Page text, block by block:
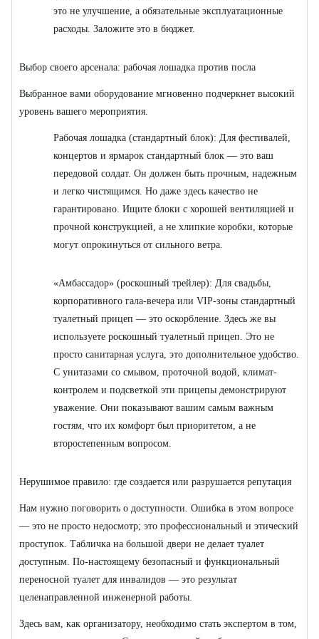
это не улучшение, а обязательные эксплуатационные
расходы. Заложите это в бюджет.
Выбор своего арсенала: рабочая лошадка против посла
Выбранное вами оборудование мгновенно подчеркнет высокий
уровень вашего мероприятия.
Рабочая лошадка (стандартный блок): Для фестивалей,
концертов и ярмарок стандартный блок — это ваш
передовой солдат. Он должен быть прочным, надежным
и легко чистящимся. Но даже здесь качество не
гарантировано. Ищите блоки с хорошей вентиляцией и
прочной конструкцией, а не хлипкие коробки, которые
могут опрокинуться от сильного ветра.
«Амбассадор» (роскошный трейлер): Для свадьбы,
корпоративного гала-вечера или VIP-зоны стандартный
туалетный прицеп — это оскорбление. Здесь же вы
используете роскошный туалетный прицеп. Это не
просто санитарная услуга, это дополнительное удобство.
С унитазами со смывом, проточной водой, климат-
контролем и подсветкой эти прицепы демонстрируют
уважение. Они показывают вашим самым важным
гостям, что их комфорт был приоритетом, а не
второстепенным вопросом.
Нерушимое правило: где создается или разрушается репутация
Нам нужно поговорить о доступности. Ошибка в этом вопросе
— это не просто недосмотр; это профессиональный и этический
проступок. Табличка на большой двери не делает туалет
доступным. По-настоящему безопасный и функциональный
переносной туалет для инвалидов — это результат
целенаправленной инженерной работы.
Здесь вам, как организатору, необходимо стать экспертом в том,